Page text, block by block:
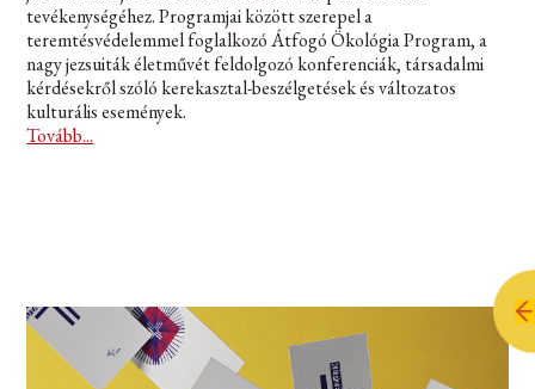
tevékenységéhez. Programjai között szerepel a
teremtésvédelemmel foglalkozó Átfogó Ökológia Program, a
nagy jezsuiták életművét feldolgozó konferenciák, társadalmi
kérdésekről szóló kerekasztal-beszélgetések és változatos
kulturális események.
Tovább...